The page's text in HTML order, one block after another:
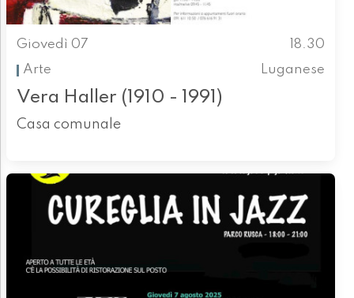
Giovedì 07
18.30
Arte
Luganese
Vera Haller (1910 - 1991)
Casa comunale